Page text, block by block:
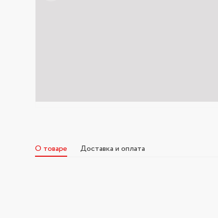
О товаре Доставка и оплата